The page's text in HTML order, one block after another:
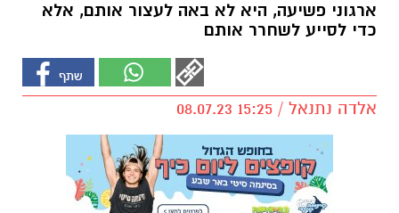
ארגוני פשיעה, היא לא באה לעצור אותם, אלא
כדי לסייע לשחרר אותם
אלדה נתנאל / 15:25 08.07.23